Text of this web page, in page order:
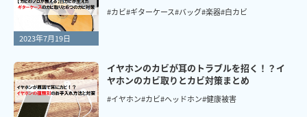
2023年7月19日
#カビ#ギターケース#バッグ#楽器#白カビ
イヤホンのカビが耳のトラブルを招く！？イ
ヤホンのカビ取りとカビ対策まとめ
#イヤホン#カビ#ヘッドホン#健康被害